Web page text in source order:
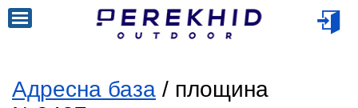
Адресна база / площина